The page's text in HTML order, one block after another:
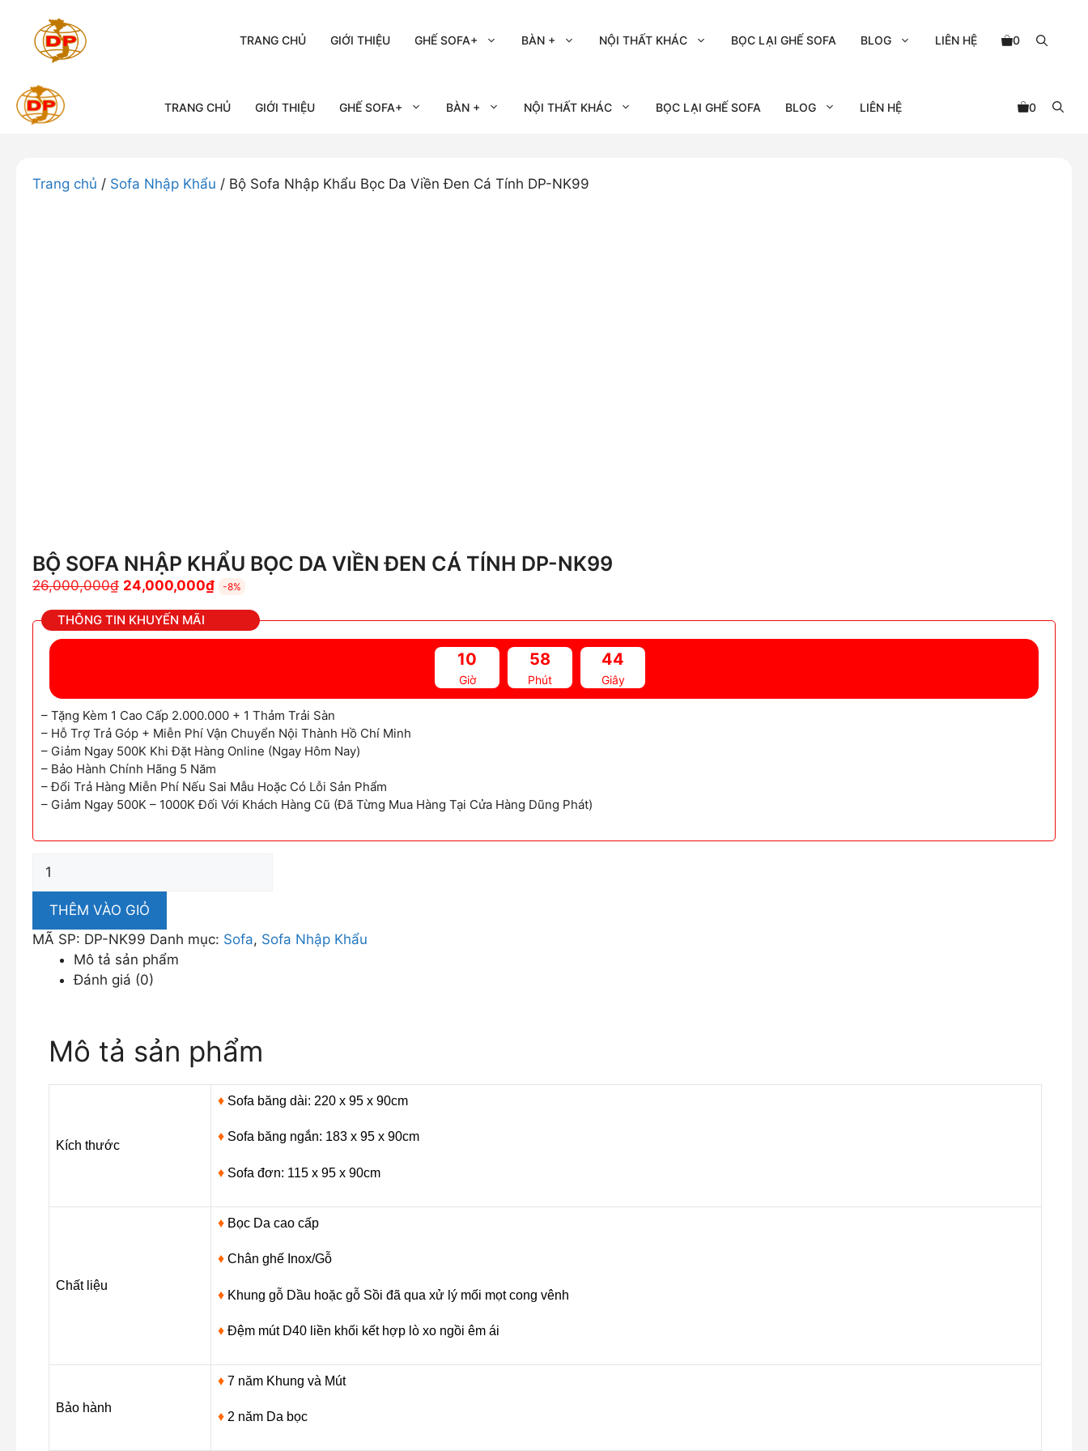
TRANG CHỦ GIỚI THIỆU GHẾ SOFA+ BÀN + NỘI THẤT KHÁC BỌC LẠI GHẾ SOFA BLOG LIÊN HỆ 0
TRANG CHỦ GIỚI THIỆU GHẾ SOFA+ BÀN + NỘI THẤT KHÁC BỌC LẠI GHẾ SOFA BLOG LIÊN HỆ 0
Trang chủ / Sofa Nhập Khẩu / Bộ Sofa Nhập Khẩu Bọc Da Viền Đen Cá Tính DP-NK99
BỘ SOFA NHẬP KHẨU BỌC DA VIỀN ĐEN CÁ TÍNH DP-NK99
26,000,000₫ Giá
là:
24,000,000₫Giá
-8%
THÔNG TIN KHUYẾN MÃI
10
Giờ
58
Phút
43
Giây
– Tặng Kèm 1 Cao Cấp 2.000.000 + 1 Thảm Trải Sàn
– Hỗ Trợ Trả Góp + Miễn Phí Vận Chuyển Nội Thành Hồ Chí Minh
– Giảm Ngay 500K Khi Đặt Hàng Online (Ngay Hôm Nay)
– Bảo Hành Chính Hãng 5 Năm
– Đổi Trả Hàng Miễn Phí Nếu Sai Mẫu Hoặc Có Lỗi Sản Phẩm
– Giảm Ngay 500K – 1000K Đối Với Khách Hàng Cũ (Đã Từng Mua Hàng Tại Cửa Hàng Dũng Phát)
Sofa
Nhập
Bọc
Viền
Tính
DP-
NK99
THÊM VÀO GIỎ
MÃ SP: DP-NK99 Danh mục: Sofa, Sofa Nhập Khẩu
Mô tả sản phẩm
Đánh giá (0)
Mô tả sản phẩm
Kích thước
♦ Sofa băng dài: 220 x 95 x 90cm
♦ Sofa băng ngắn: 183 x 95 x 90cm
♦ Sofa đơn: 115 x 95 x 90cm
Chất liệu
♦ Bọc Da cao cấp
♦ Chân ghế Inox/Gỗ
♦ Khung gỗ Dầu hoặc gỗ Sồi đã qua xử lý mối mọt cong vênh
♦ Đệm mút D40 liền khối kết hợp lò xo ngồi êm ái
Bảo hành
♦ 7 năm Khung và Mút
♦ 2 năm Da bọc